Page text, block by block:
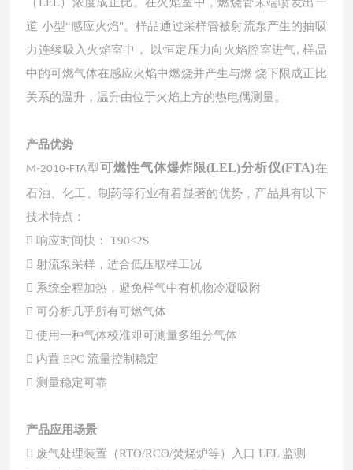
道 小型“感应火焰"。样品通过采样管被射流泵产生的抽吸
力连续吸入火焰室中，
以恒定压力向火焰腔室进气, 样品
中的可燃气体在感应火焰中燃烧并产生与燃烧下限成正比
关系的温升，温升由位于火焰上方的热电偶测量。
产品优势
M-2010-FTA型可燃性气体爆炸限(LEL)分析仪(FTA)在
石油、化工、制药等行业有着显著的优势，产品具有以下
技术特点：
 响应时间快： T90≤2S
 射流泵采样，适合低压取样工况
 系统全程加热，避免样气中有机物冷凝吸附
可分析几乎所有可燃气体
使用一种气体校准即可测量多组分气体
 内置 EPC 流量控制稳定
测量稳定可靠
产品应用场景
 废气处理装置（RTO/RCO/焚烧炉等）入口 LEL 监测